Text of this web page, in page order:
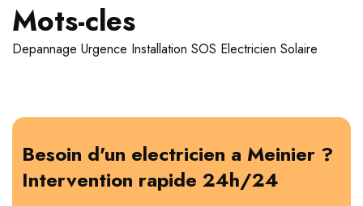
Mots-cles
Depannage Urgence Installation SOS Electricien Solaire
Besoin d'un electricien a Meinier ?
Intervention rapide 24h/24